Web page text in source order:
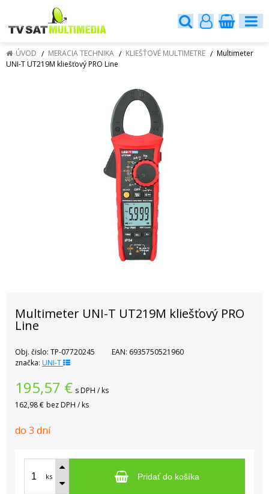
ÚVOD MERACIA TECHNIKA KLIEŠŤOVÉ MULTIMETRE
Multimeter
UNI-T UT219M kliešťový PRO Line
Multimeter UNI-T UT219M kliešťový PRO
Line
Obj. čislo: TP-07720245 EAN: 6935750521960
značka: UNI-T
195,57 € s DPH / ks
162,98 € bez DPH / ks
do 3 dní
ks Pridať do košíka